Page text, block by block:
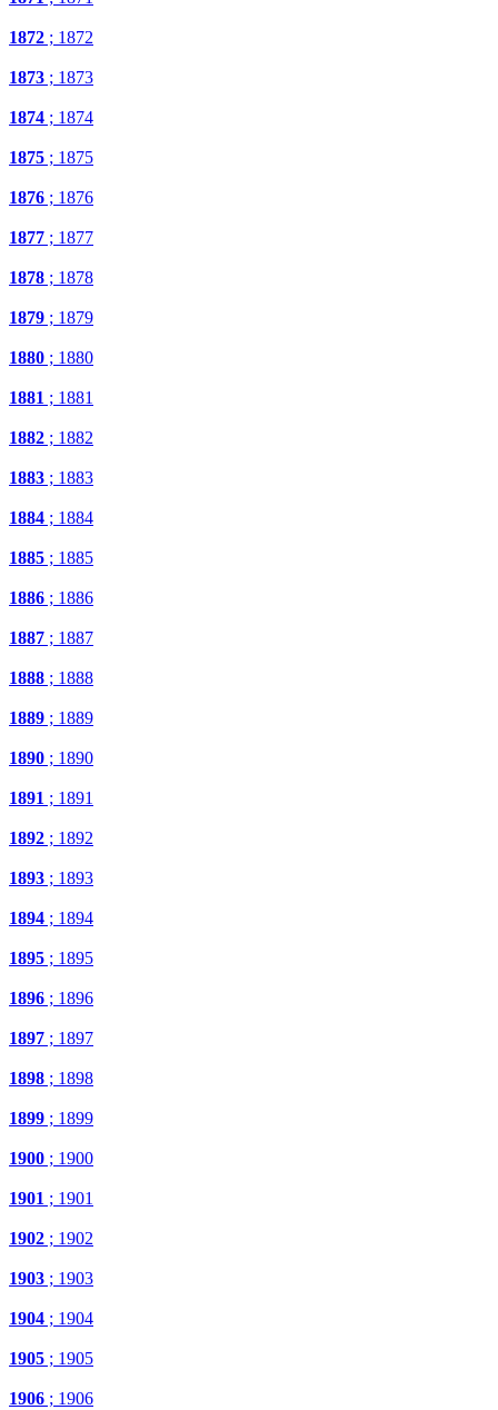
1872 ; 1872
1873 ; 1873
1874 ; 1874
1875 ; 1875
1876 ; 1876
1877 ; 1877
1878 ; 1878
1879 ; 1879
1880 ; 1880
1881 ; 1881
1882 ; 1882
1883 ; 1883
1884 ; 1884
1885 ; 1885
1886 ; 1886
1887 ; 1887
1888 ; 1888
1889 ; 1889
1890 ; 1890
1891 ; 1891
1892 ; 1892
1893 ; 1893
1894 ; 1894
1895 ; 1895
1896 ; 1896
1897 ; 1897
1898 ; 1898
1899 ; 1899
1900 ; 1900
1901 ; 1901
1902 ; 1902
1903 ; 1903
1904 ; 1904
1905 ; 1905
1906 ; 1906